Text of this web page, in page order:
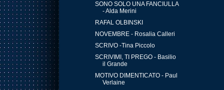
SONO SOLO UNA FANCIULLA
- Alda Merini
RAFAL OLBINSKI
NOVEMBRE - Rosalia Calleri
SCRIVO -Tina Piccolo
SCRIVIMI, TI PREGO - Basilio
il Grande
MOTIVO DIMENTICATO - Paul
Verlaine